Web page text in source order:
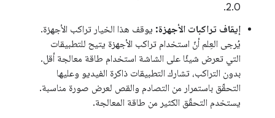
2.0.
إيقاف تراكبات الأجهزة: يوقف هذا الخيار تراكب الأجهزة.
يُرجى العِلم أنّ استخدام تراكب الأجهزة يتيح للتطبيقات
التي تعرض شيئًا على الشاشة استخدام طاقة معالجة أقل.
بدون التراكب، تشارك التطبيقات ذاكرة الفيديو وعليها
التحقّق باستمرار من التصادم والقص لعرض صورة مناسبة.
يستخدم التحقّق الكثير من طاقة المعالجة.